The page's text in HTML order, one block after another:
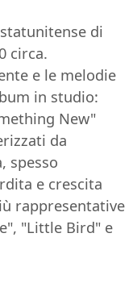
di
circa.
e le melodie
in studio:
New"
da
spesso
e crescita
rappresentative
"Little Bird" e